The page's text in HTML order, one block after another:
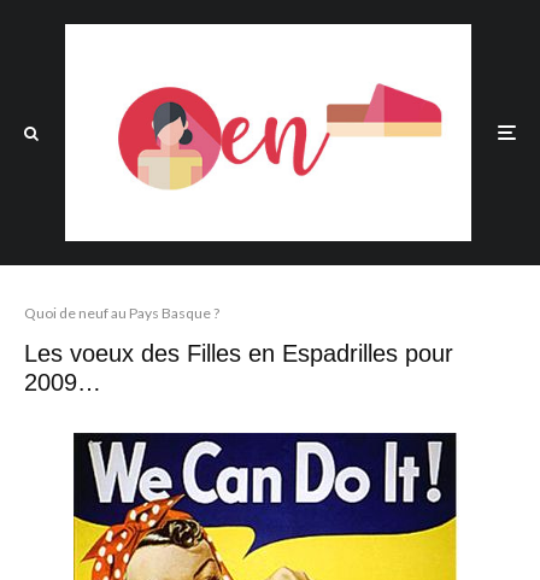
Quoi de neuf au Pays Basque ?
Les voeux des Filles en Espadrilles pour
2009…